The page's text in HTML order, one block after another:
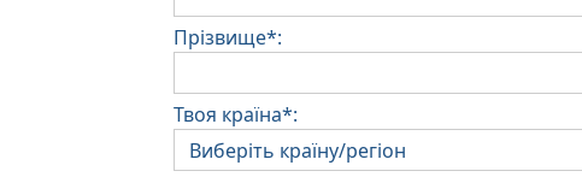
Прізвище*:
Твоя країна*: